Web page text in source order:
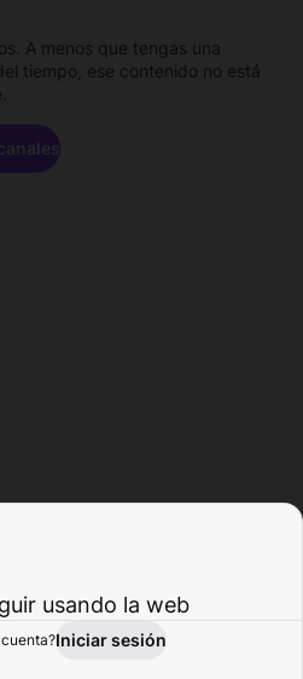
Actividad
A menos que tengas una
tiempo, ese contenido no está
usando la web
Iniciar sesión